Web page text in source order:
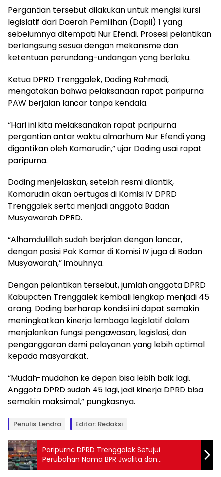
Pergantian tersebut dilakukan untuk mengisi kursi
legislatif dari Daerah Pemilihan (Dapil) 1 yang
sebelumnya ditempati Nur Efendi. Prosesi pelantikan
berlangsung sesuai dengan mekanisme dan
ketentuan perundang-undangan yang berlaku.
Ketua DPRD Trenggalek, Doding Rahmadi,
mengatakan bahwa pelaksanaan rapat paripurna
PAW berjalan lancar tanpa kendala.
“Hari ini kita melaksanakan rapat paripurna
pergantian antar waktu almarhum Nur Efendi yang
digantikan oleh Komarudin,” ujar Doding usai rapat
paripurna.
Doding menjelaskan, setelah resmi dilantik,
Komarudin akan bertugas di Komisi IV DPRD
Trenggalek serta menjadi anggota Badan
Musyawarah DPRD.
“Alhamdulillah sudah berjalan dengan lancar,
dengan posisi Pak Komar di Komisi IV juga di Badan
Musyawarah,” imbuhnya.
Dengan pelantikan tersebut, jumlah anggota DPRD
Kabupaten Trenggalek kembali lengkap menjadi 45
orang. Doding berharap kondisi ini dapat semakin
meningkatkan kinerja lembaga legislatif dalam
menjalankan fungsi pengawasan, legislasi, dan
penganggaran demi pelayanan yang lebih optimal
kepada masyarakat.
“Mudah-mudahan ke depan bisa lebih baik lagi.
Anggota DPRD sudah 45 lagi, jadi kinerja DPRD bisa
semakin maksimal,” pungkasnya.
Penulis: Lendra Editor: Redaksi
Paripurna DPRD Trenggalek Setujui
Perubahan Nama BPR Jwalita dan
Penyertaan Modal Rp10 Miliar